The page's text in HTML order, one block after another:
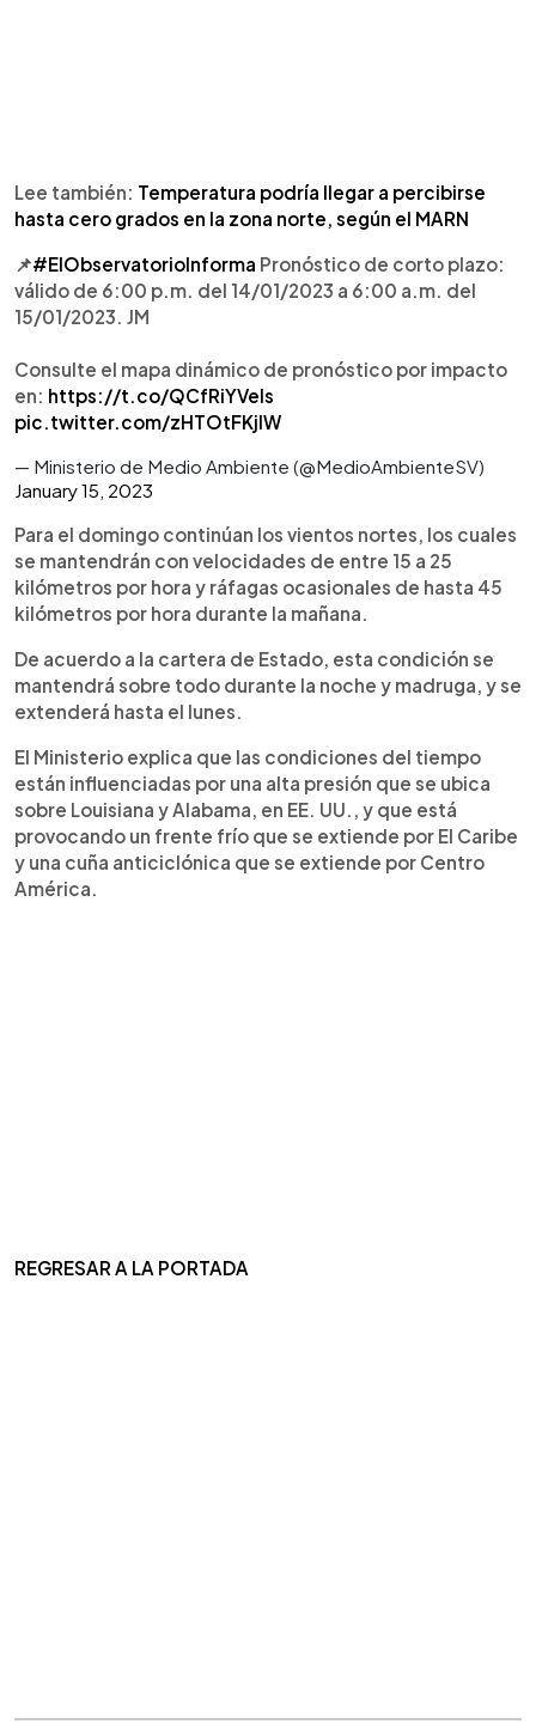
Lee también: Temperatura podría llegar a percibirse
hasta cero grados en la zona norte, según el MARN
📌#ElObservatorioInforma Pronóstico de corto plazo:
válido de 6:00 p.m. del 14/01/2023 a 6:00 a.m. del
15/01/2023. JM
Consulte el mapa dinámico de pronóstico por impacto
en: https://t.co/QCfRiYVels
pic.twitter.com/zHTOtFKjlW
— Ministerio de Medio Ambiente (@MedioAmbienteSV)
January 15, 2023
Para el domingo continúan los vientos nortes, los cuales
se mantendrán con velocidades de entre 15 a 25
kilómetros por hora y ráfagas ocasionales de hasta 45
kilómetros por hora durante la mañana.
De acuerdo a la cartera de Estado, esta condición se
mantendrá sobre todo durante la noche y madruga, y se
extenderá hasta el lunes.
El Ministerio explica que las condiciones del tiempo
están influenciadas por una alta presión que se ubica
sobre Louisiana y Alabama, en EE. UU., y que está
provocando un frente frío que se extiende por El Caribe
y una cuña anticiclónica que se extiende por Centro
América.
REGRESAR A LA PORTADA